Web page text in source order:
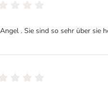
. Sie sind so sehr über